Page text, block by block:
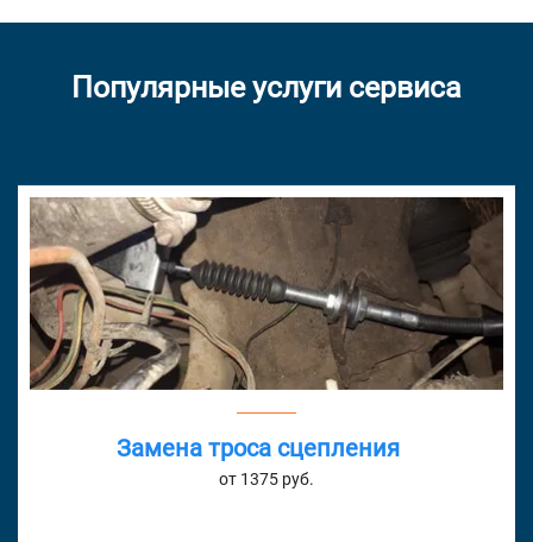
Популярные услуги сервиса
Замена троса сцепления
от 1375 руб.